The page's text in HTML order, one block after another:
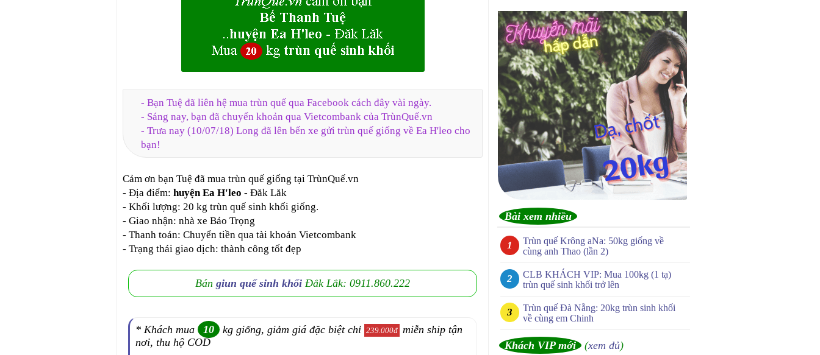
- Bạn Tuệ đã liên hệ mua trùn quế qua Facebook cách đây vài ngày.
- Sáng nay, bạn đã chuyển khoản qua Vietcombank của TrùnQuế.vn
- Trưa nay (10/07/18) Long đã lên bến xe gửi trùn quế giống về Ea H'leo cho
bạn!
Cảm ơn bạn Tuệ đã mua trùn quế giống tại TrùnQuế.vn
- Địa điểm: huyện Ea H'leo - Đăk Lăk
- Khối lượng: 20 kg trùn quế sinh khối giống.
- Giao nhận: nhà xe Bảo Trọng
- Thanh toán: Chuyển tiền qua tài khoản Vietcombank
- Trạng thái giao dịch: thành công tốt đẹp
Bán giun quế sinh khối Đắk Lắk: 0911.860.222
* Khách mua 10 kg giống, giảm giá đặc biệt chỉ 239.000đ miễn ship tận
nơi, thu hộ COD
Bài xem nhiều
Trùn quế Krông aNa: 50kg giống về
cùng anh Thao (lần 2)
CLB KHÁCH VIP: Mua 100kg (1 tạ)
trùn quế sinh khối trở lên
Trùn quế Đà Nẵng: 20kg trùn sinh khối
về cùng em Chinh
Khách VIP mới (xem đủ)